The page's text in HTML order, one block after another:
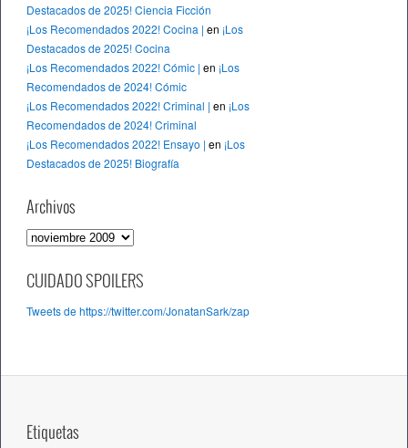
Destacados de 2025! Ciencia Ficción
¡Los Recomendados 2022! Cocina | en ¡Los
Destacados de 2025! Cocina
¡Los Recomendados 2022! Cómic | en ¡Los
Recomendados de 2024! Cómic
¡Los Recomendados 2022! Criminal | en ¡Los
Recomendados de 2024! Criminal
¡Los Recomendados 2022! Ensayo | en ¡Los
Destacados de 2025! Biografía
Archivos
A
c
i
CUIDADO SPOILERS
Tweets de https://twitter.com/JonatanSark/zap
Etiquetas